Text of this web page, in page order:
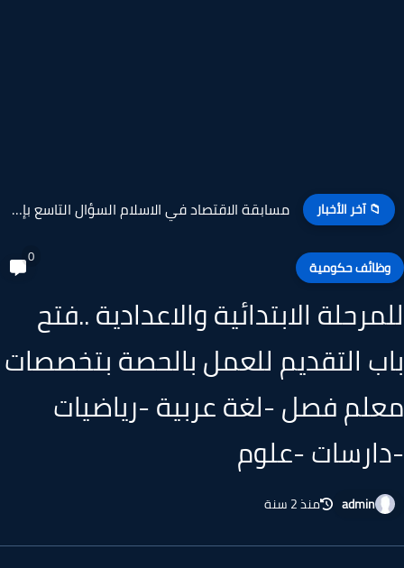
📁 آخر الأخبار مسابقة القدس في موكب الزمان السؤال التاسع بإذعة القرآن الكريم...
حكومية
الابتدائية والاعدادية ..فتح
التقديم للعمل بالحصة بتخصصات
فصل -لغة عربية -رياضيات
-علوم
admin منذ 2 سنة